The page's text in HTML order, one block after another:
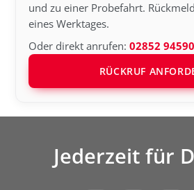
und zu einer Probefahrt.
eines Werktages.
Oder direkt anrufen:02852
RÜCKRUF
Jederzeit für